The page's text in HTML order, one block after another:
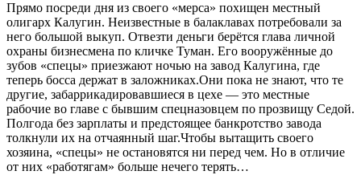
Прямо посреди дня из своего «мерса» похищен местный
олигарх Калугин. Неизвестные в балаклавах потребовали за
него большой выкуп. Отвезти деньги берётся глава личной
охраны бизнесмена по кличке Туман. Его вооружённые до
зубов «спецы» приезжают ночью на завод Калугина, где
теперь босса держат в заложниках.Они пока не знают, что те
другие, забаррикадировавшиеся в цехе — это местные
рабочие во главе с бывшим спецназовцем по прозвищу Седой.
Полгода без зарплаты и предстоящее банкротство завода
толкнули их на отчаянный шаг.Чтобы вытащить своего
хозяина, «спецы» не остановятся ни перед чем. Но в отличие
от них «работягам» больше нечего терять…